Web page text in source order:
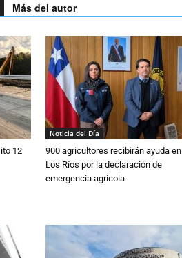
Más del autor
12
Noticia del Día
900 agricultores recibirán ayuda en
Los Ríos por la declaración de
emergencia agrícola